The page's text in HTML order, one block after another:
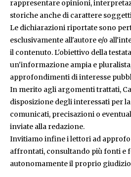
rappresentare opinioni,
storiche anche di carattere
Le dichiarazioni riportate sono
esclusivamente all'autore e/o
il contenuto. L'obiettivo della
un'informazione ampia e
approfondimenti di interesse
In merito agli argomenti trattati,
disposizione degli interessati per
comunicati, precisazioni o
inviate alla redazione.
Invitiamo infine i lettori ad
affrontati, consultando più fonti e
autonomamente il proprio